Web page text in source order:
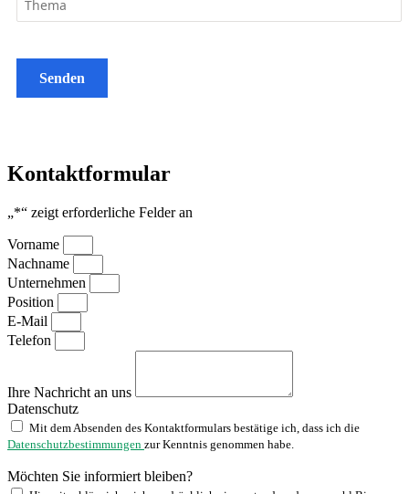
Senden
Kontaktformular
„*“ zeigt erforderliche Felder an
Vorname
Nachname
Unternehmen
Position
E-Mail
Telefon
Ihre Nachricht an uns
Datenschutz
Mit dem Absenden des Kontaktformulars bestätige ich, dass ich die
Datenschutzbestimmungen zur Kenntnis genommen habe.
Möchten Sie informiert bleiben?